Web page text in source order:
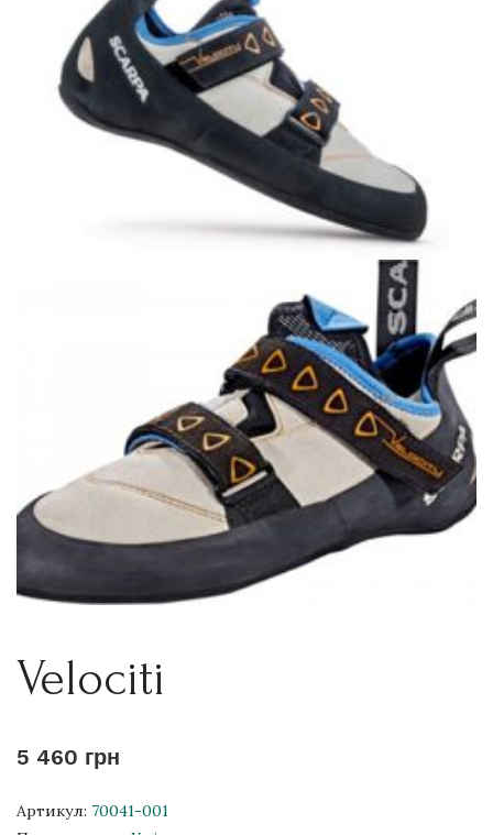
Velociti
5 460 грн
Артикул: 70041-001